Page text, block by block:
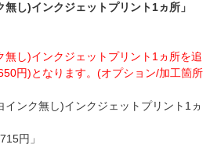
し)インクジェットプリント1ヵ所」
し)インクジェットプリント1ヵ所を追
円)となります。(オプション/加工箇所
ンク無し)インクジェットプリント1ヵ
円」